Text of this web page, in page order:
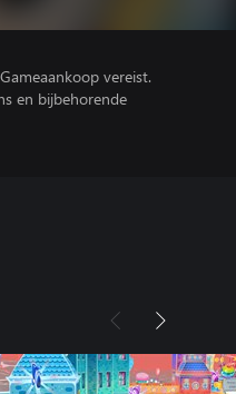
vereist.
en bijbehorende